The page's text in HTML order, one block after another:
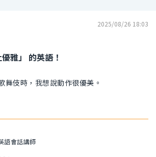
2025/08/26 18:03
雅」 的英語！
舞伎時，我想說動作很優美。
語會話講師